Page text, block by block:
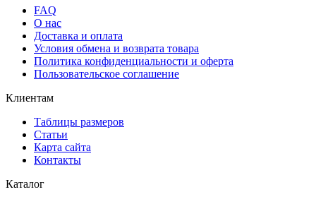
FAQ
О нас
Доставка и оплата
Условия обмена и возврата товара
Политика конфиденциальности и оферта
Пользовательское соглашение
Клиентам
Таблицы размеров
Статьи
Карта сайта
Контакты
Каталог